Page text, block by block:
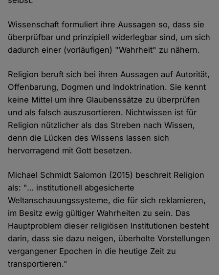
Wissenschaft formuliert ihre Aussagen so, dass sie
überprüfbar und prinzipiell widerlegbar sind, um sich
dadurch einer (vorläufigen) "Wahrheit" zu nähern.
Religion beruft sich bei ihren Aussagen auf Autorität,
Offenbarung, Dogmen und Indoktrination. Sie kennt
keine Mittel um ihre Glaubenssätze zu überprüfen
und als falsch auszusortieren. Nichtwissen ist für
Religion nützlicher als das Streben nach Wissen,
denn die Lücken des Wissens lassen sich
hervorragend mit Gott besetzen.
Michael Schmidt Salomon (2015) beschreit Religion
als: "… institutionell abgesicherte
Weltanschauungssysteme, die für sich reklamieren,
im Besitz ewig gültiger Wahrheiten zu sein. Das
Hauptproblem dieser religiösen Institutionen besteht
darin, dass sie dazu neigen, überholte Vorstellungen
vergangener Epochen in die heutige Zeit zu
transportieren."